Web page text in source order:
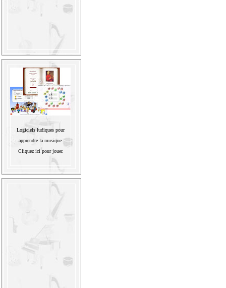
Logiciels ludiques pour
apprendre la musique.
Cliquez ici pour jouer.